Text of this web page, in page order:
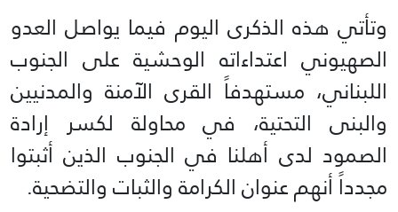
وتأتي هذه الذكرى اليوم فيما يواصل العدو
الصهيوني اعتداءاته الوحشية على الجنوب
اللبناني، مستهدفاً القرى الآمنة والمدنيين
والبنى التحتية، في محاولة لكسر إرادة
الصمود لدى أهلنا في الجنوب الذين أثبتوا
مجدداً أنهم عنوان الكرامة والثبات والتضحية.